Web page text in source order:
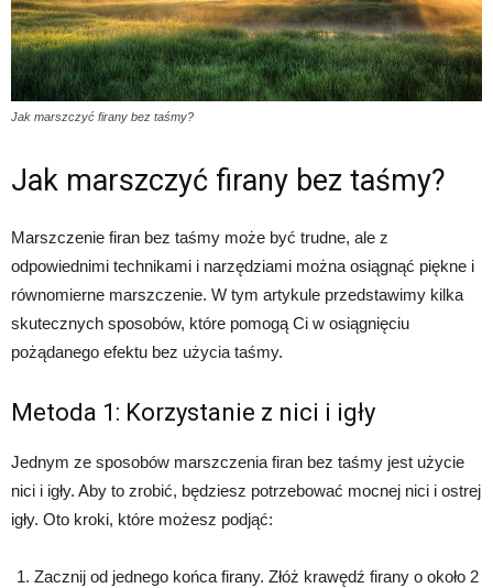
Jak marszczyć firany bez taśmy?
Jak marszczyć firany bez taśmy?
Marszczenie firan bez taśmy może być trudne, ale z
odpowiednimi technikami i narzędziami można osiągnąć piękne i
równomierne marszczenie. W tym artykule przedstawimy kilka
skutecznych sposobów, które pomogą Ci w osiągnięciu
pożądanego efektu bez użycia taśmy.
Metoda 1: Korzystanie z nici i igły
Jednym ze sposobów marszczenia firan bez taśmy jest użycie
nici i igły. Aby to zrobić, będziesz potrzebować mocnej nici i ostrej
igły. Oto kroki, które możesz podjąć:
Zacznij od jednego końca firany. Złóż krawędź firany o około 2